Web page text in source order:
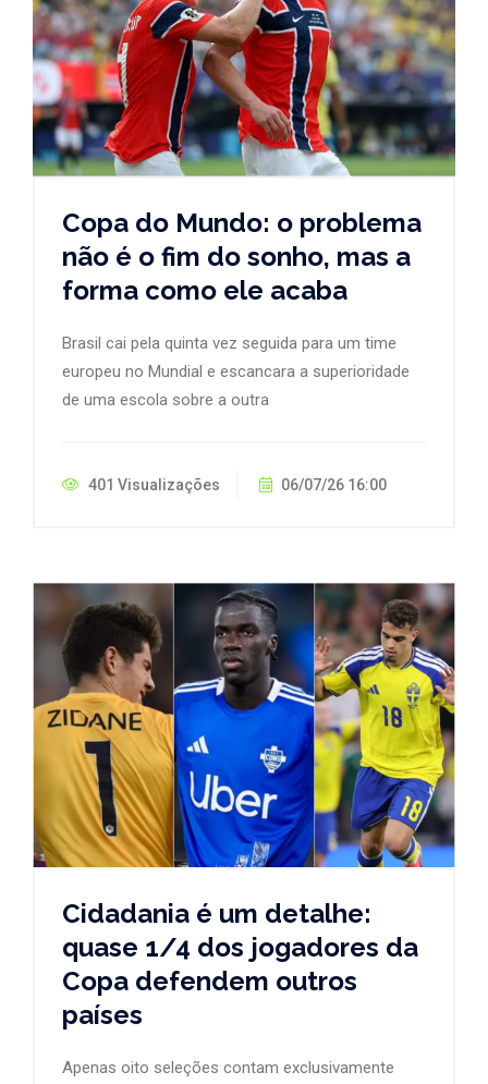
Copa do Mundo: o problema
não é o fim do sonho, mas a
forma como ele acaba
Brasil cai pela quinta vez seguida para um time
europeu no Mundial e escancara a superioridade
de uma escola sobre a outra
401 Visualizações 06/07/26 16:00
Cidadania é um detalhe:
quase 1/4 dos jogadores da
Copa defendem outros
países
Apenas oito seleções contam exclusivamente